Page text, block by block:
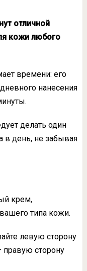
отличной
кожи любого
времени: его
нанесения
делать один
в день, не забывая
крем,
типа кожи.
левую сторону
сторону